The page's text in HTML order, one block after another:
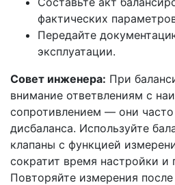
фактических
Передайте
эксплуатации.
Совет инженера: При
внимание ответвлениям с
сопротивлением — они
дисбаланса. Используйте
клапаны с функцией
сократит время настройки и
Повторяйте измерения